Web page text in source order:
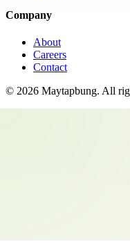
Company
About
Careers
Contact
© 2026 Maytapbung. All